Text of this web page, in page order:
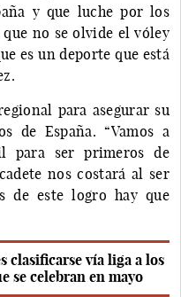
y que luche por los
no se olvide el vóley
es un deporte que está
para asegurar su
de España. “Vamos a
para ser primeros de
nos costará al ser
de este logro hay que
clasificarse vía liga a los
se celebran en mayo